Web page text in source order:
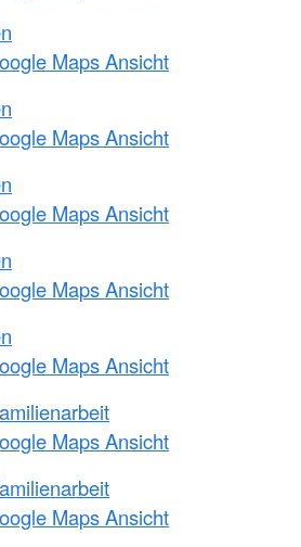
Maps Ansicht
Maps Ansicht
Maps Ansicht
Maps Ansicht
Maps Ansicht
Maps Ansicht
Maps Ansicht